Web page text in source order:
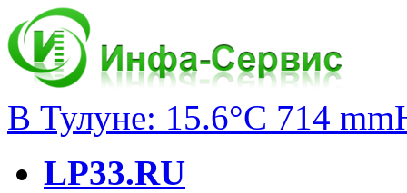
В Тулуне: 15.6°C 714
LP33.RU